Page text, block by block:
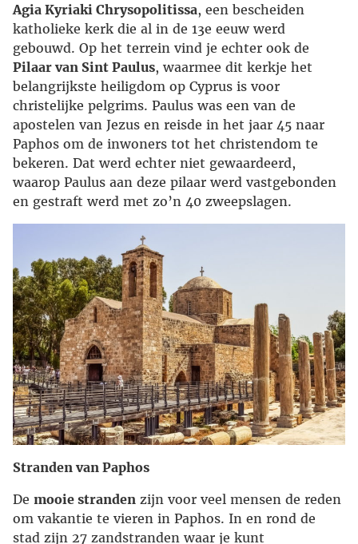
Agia Kyriaki Chrysopolitissa, een bescheiden
katholieke kerk die al in de 13e eeuw werd
gebouwd. Op het terrein vind je echter ook de
Pilaar van Sint Paulus, waarmee dit kerkje het
belangrijkste heiligdom op Cyprus is voor
christelijke pelgrims. Paulus was een van de
apostelen van Jezus en reisde in het jaar 45 naar
Paphos om de inwoners tot het christendom te
bekeren. Dat werd echter niet gewaardeerd,
waarop Paulus aan deze pilaar werd vastgebonden
en gestraft werd met zo’n 40 zweepslagen.
Stranden van Paphos
De mooie stranden zijn voor veel mensen de reden
om vakantie te vieren in Paphos. In en rond de
stad zijn 27 zandstranden waar je kunt